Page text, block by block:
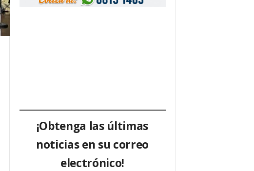
¡Obtenga las últimas
noticias en su correo
electrónico!